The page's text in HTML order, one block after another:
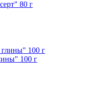
80 г
100 г